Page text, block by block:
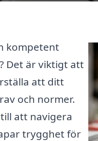
kompetent
Det är viktigt att
att ditt
och normer.
att navigera
trygghet för